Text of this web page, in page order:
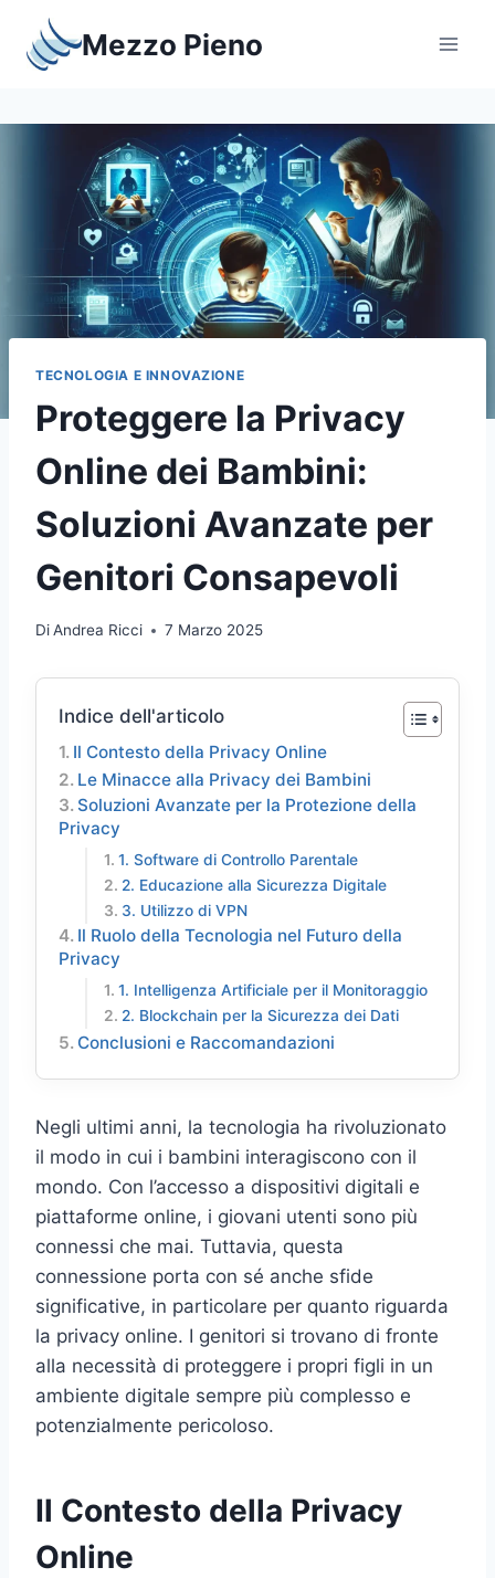
contenuto
Mezzo Pieno
TECNOLOGIA E INNOVAZIONE
Proteggere la Privacy
Online dei Bambini:
Soluzioni Avanzate per
Genitori Consapevoli
DiAndrea Ricci 7 Marzo 2025
Indice dell'articolo
Il Contesto della Privacy Online
Le Minacce alla Privacy dei Bambini
Soluzioni Avanzate per la Protezione della
Privacy
1. Software di Controllo Parentale
2. Educazione alla Sicurezza Digitale
3. Utilizzo di VPN
Il Ruolo della Tecnologia nel Futuro della
Privacy
1. Intelligenza Artificiale per il Monitoraggio
2. Blockchain per la Sicurezza dei Dati
Conclusioni e Raccomandazioni
Negli ultimi anni, la tecnologia ha rivoluzionato
il modo in cui i bambini interagiscono con il
mondo. Con l’accesso a dispositivi digitali e
piattaforme online, i giovani utenti sono più
connessi che mai. Tuttavia, questa
connessione porta con sé anche sfide
significative, in particolare per quanto riguarda
la privacy online. I genitori si trovano di fronte
alla necessità di proteggere i propri figli in un
ambiente digitale sempre più complesso e
potenzialmente pericoloso.
Il Contesto della Privacy
Online